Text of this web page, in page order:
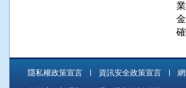
隱私權政策宣言 資訊安全政策宣言